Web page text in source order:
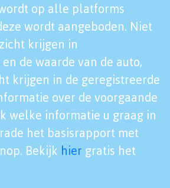
op alle platforms
wordt aangeboden. Niet
krijgen in
de waarde van de auto,
krijgen in de geregistreerde
over de voorgaande
welke informatie u graag in
het basisrapport met
Bekijk hier gratis het